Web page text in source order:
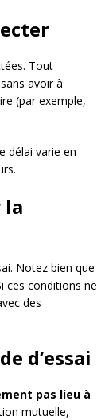
Tout
avoir à
(par exemple,
délai varie en
la
Notez bien que
ces conditions ne
des
d’essai
pas lieu à
mutuelle,